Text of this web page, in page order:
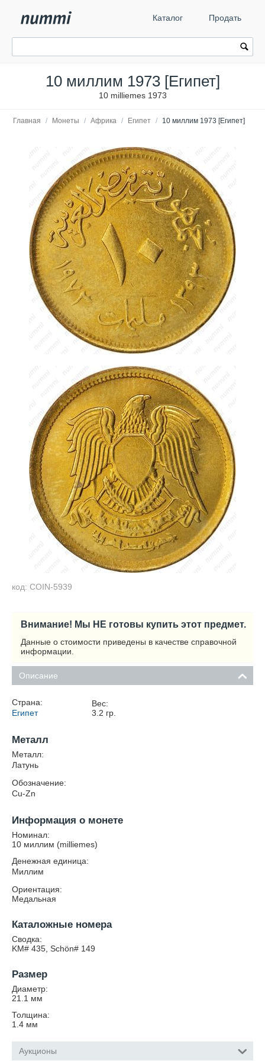
Каталог Продать
10 миллим 1973 [Египет]
10 milliemes 1973
Главная / Монеты / Африка / Египет / 10 миллим 1973 [Египет]
код: COIN-5939
Внимание! Мы НЕ готовы купить этот предмет.
Данные о стоимости приведены в качестве справочной
информации.
Описание
Страна:
Египет
Вес:
3.2 гр.
Металл
Металл:
Латунь
Обозначение:
Cu-Zn
Информация о монете
Номинал:
10 миллим (milliemes)
Денежная единица:
Миллим
Ориентация:
Медальная
Каталожные номера
Сводка:
KM# 435, Schön# 149
Размер
Диаметр:
21.1 мм
Толщина:
1.4 мм
Аукционы